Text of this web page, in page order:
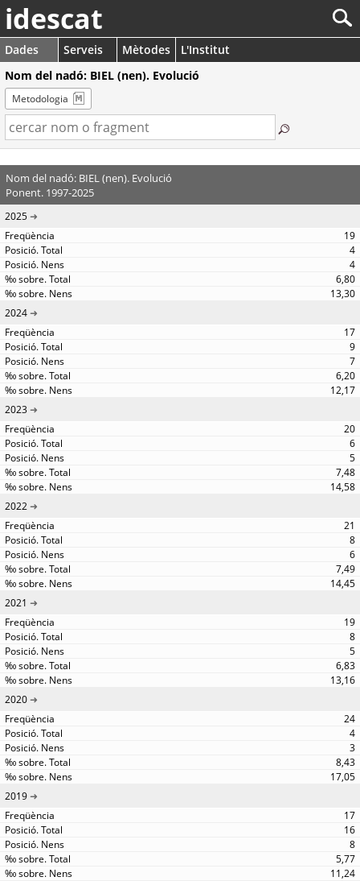
idescat
Dades Serveis Mètodes
L'Institut
Nom del nadó: BIEL (nen). Evolució
Metodologia
Nom del nadó: BIEL (nen). Evolució
Ponent. 1997-2025
2025
19
4
4
6,80
13,30
2024
17
9
7
6,20
12,17
2023
20
6
5
7,48
14,58
2022
21
8
6
7,49
14,45
2021
19
8
5
6,83
13,16
2020
24
4
3
8,43
17,05
2019
17
16
8
5,77
11,24